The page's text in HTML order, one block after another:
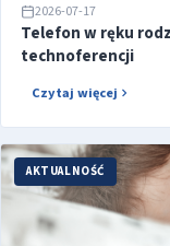
2026-07-17
Telefon w ręku
technoferencji
Czytaj więcej
AKTUALNOŚĆ